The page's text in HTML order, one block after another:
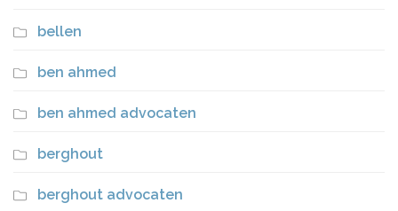
bellen
ben ahmed
ben ahmed advocaten
berghout
berghout advocaten